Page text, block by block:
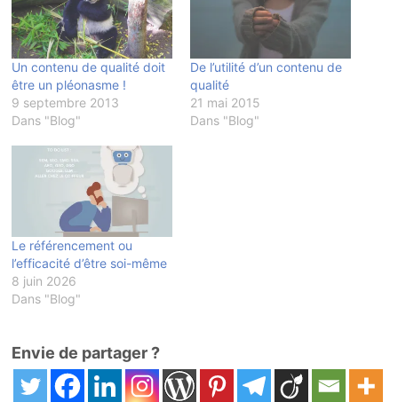
Un contenu de qualité doit
être un pléonasme !
9 septembre 2013
Dans "Blog"
De l’utilité d’un contenu de
qualité
21 mai 2015
Dans "Blog"
Le référencement ou
l’efficacité d’être soi-même
8 juin 2026
Dans "Blog"
Envie de partager ?